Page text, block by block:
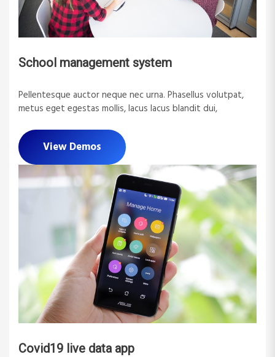
School management system
Pellentesque auctor neque nec urna. Phasellus volutpat,
metus eget egestas mollis, lacus lacus blandit dui,
View Demos
Covid19 live data app